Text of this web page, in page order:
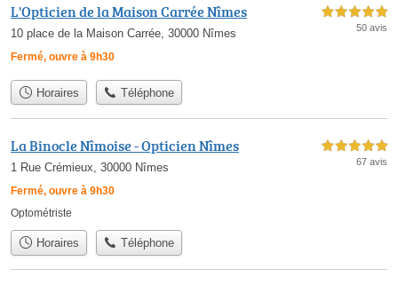
L'Opticien de la Maison Carrée Nîmes
10 place de la Maison Carrée, 30000 Nîmes
Fermé, ouvre à 9h30
5,0 étoiles sur 5
50 avis
Horaires Téléphone
La Binocle Nîmoise - Opticien Nîmes
1 Rue Crémieux, 30000 Nîmes
Fermé, ouvre à 9h30
5,0 étoiles sur 5
67 avis
Optométriste
Horaires Téléphone